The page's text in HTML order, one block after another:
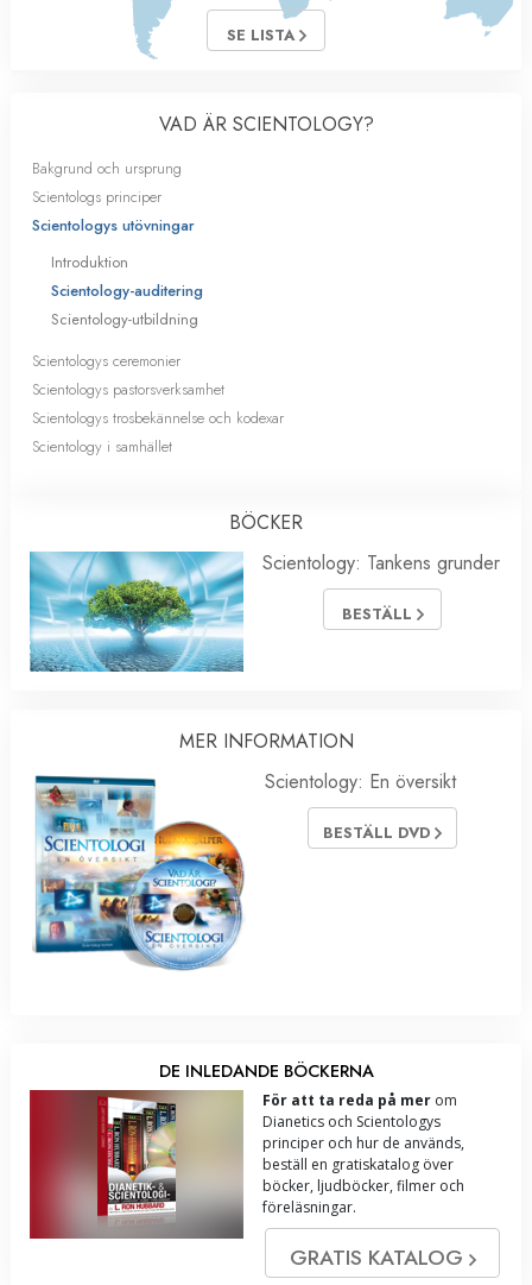
SE LISTA
VAD ÄR SCIENTOLOGY?
Bakgrund och ursprung
Scientologs principer
Scientologys utövningar
Introduktion
Scientology-auditering
Scientology-utbildning
Scientologys ceremonier
Scientologys pastorsverksamhet
Scientologys trosbekännelse och kodexar
Scientology i samhället
BÖCKER
Scientology: Tankens grunder
BESTÄLL
MER INFORMATION
Scientology: En översikt
BESTÄLL DVD
DE INLEDANDE BÖCKERNA
För att ta reda på mer om
Dianetics och Scientologys
principer och hur de används,
beställ en gratiskatalog över
böcker, ljudböcker, filmer och
föreläsningar.
GRATIS KATALOG